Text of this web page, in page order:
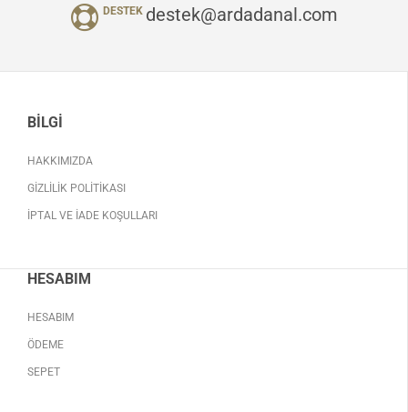
DESTEK destek@ardadanal.com
BILGI
HAKKIMIZDA
GIZLILIK POLITIKASI
İPTAL VE İADE KOŞULLARI
HESABIM
HESABIM
ÖDEME
SEPET